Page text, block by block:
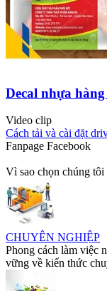
Decal nhựa
Video clip
Cách tải và cài đặt
Fanpage Facebook
Vì sao chọn chúng tôi
CHUYÊN NGHIỆP
Phong cách làm việc
vững về kiến thức